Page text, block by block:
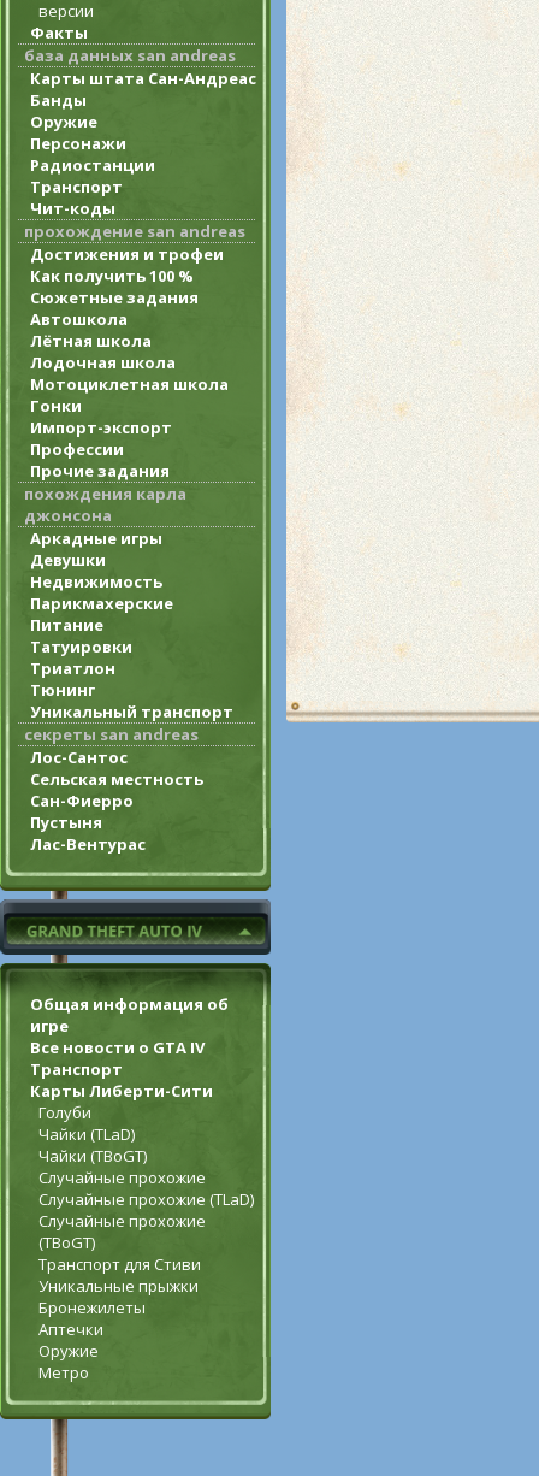
версии
Факты
база данных san andreas
Карты штата Сан-Андреас
Банды
Оружие
Персонажи
Радиостанции
Транспорт
Чит-коды
прохождение san andreas
Достижения и трофеи
Как получить 100 %
Сюжетные задания
Автошкола
Лётная школа
Лодочная школа
Мотоциклетная школа
Гонки
Импорт-экспорт
Профессии
Прочие задания
похождения карла
джонсона
Аркадные игры
Девушки
Недвижимость
Парикмахерские
Питание
Татуировки
Триатлон
Тюнинг
Уникальный транспорт
секреты san andreas
Лос-Сантос
Сельская местность
Сан-Фиерро
Пустыня
Лас-Вентурас
Общая информация об
игре
Все новости о GTA IV
Транспорт
Карты Либерти-Сити
Голуби
Чайки (TLaD)
Чайки (TBoGT)
Случайные прохожие
Случайные прохожие (TLaD)
Случайные прохожие
(TBoGT)
Транспорт для Стиви
Уникальные прыжки
Бронежилеты
Аптечки
Оружие
Метро